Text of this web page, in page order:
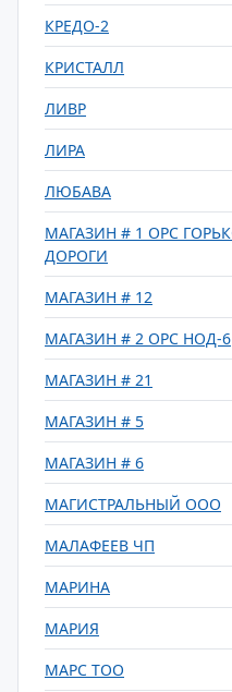
КРЕДО-2
КРИСТАЛЛ
ЛИВР
ЛИРА
ЛЮБАВА
МАГАЗИН # 1 ОРС
ДОРОГИ
МАГАЗИН # 12
МАГАЗИН # 2 ОРС НОД-6
МАГАЗИН # 21
МАГАЗИН # 5
МАГАЗИН # 6
МАГИСТРАЛЬНЫЙ ООО
МАЛАФЕЕВ ЧП
МАРИНА
МАРИЯ
МАРС ТОО